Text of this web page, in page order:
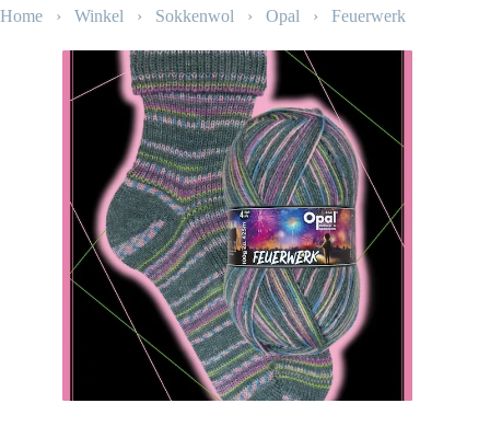
Home › Winkel › Sokkenwol › Opal › Feuerwerk